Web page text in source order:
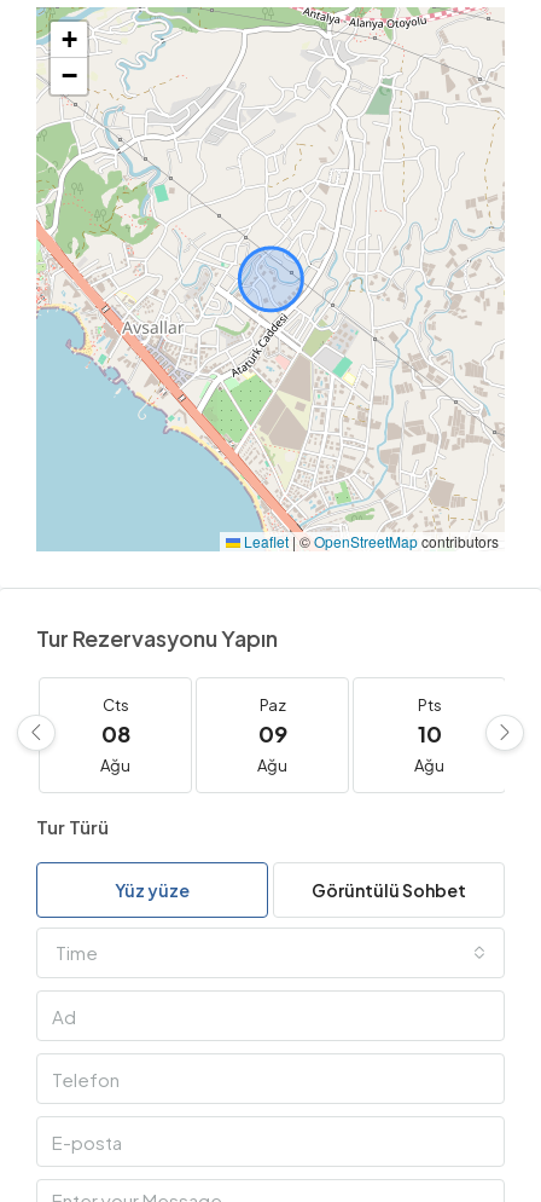
+
−
Leaflet|©OpenStreetMapcontributors
Tur Rezervasyonu Yapın
Cts
08
Ağu
Paz
09
Ağu
Pts
10
Ağu
Tur Türü
Yüz yüze Görüntülü Sohbet
Time